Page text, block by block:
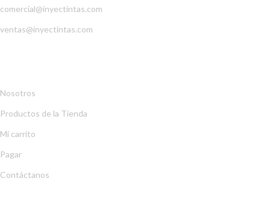
comercial@inyectintas.com
ventas@inyectintas.com
Nosotros
Productos de la Tienda
Mi carrito
Pagar
Contáctanos